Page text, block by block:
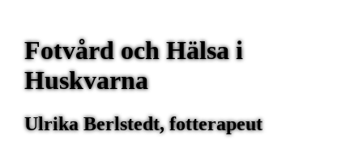
Fotvård och Hälsa i
Huskvarna
Ulrika Berlstedt, fotterapeut